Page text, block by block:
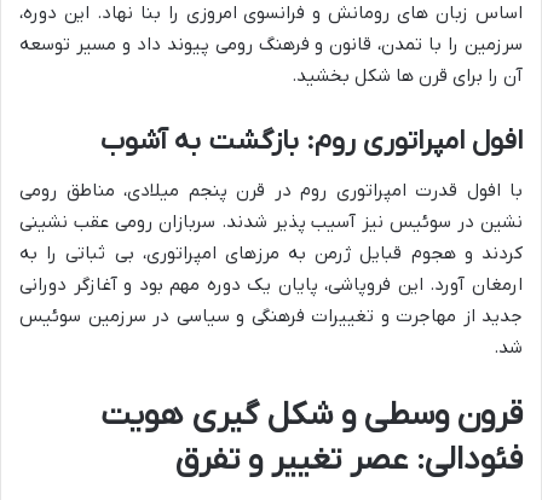
اساس زبان های رومانش و فرانسوی امروزی را بنا نهاد. این دوره،
سرزمین را با تمدن، قانون و فرهنگ رومی پیوند داد و مسیر توسعه
آن را برای قرن ها شکل بخشید.
افول امپراتوری روم: بازگشت به آشوب
با افول قدرت امپراتوری روم در قرن پنجم میلادی، مناطق رومی
نشین در سوئیس نیز آسیب پذیر شدند. سربازان رومی عقب نشینی
کردند و هجوم قبایل ژرمن به مرزهای امپراتوری، بی ثباتی را به
ارمغان آورد. این فروپاشی، پایان یک دوره مهم بود و آغازگر دورانی
جدید از مهاجرت و تغییرات فرهنگی و سیاسی در سرزمین سوئیس
شد.
قرون وسطی و شکل گیری هویت
فئودالی: عصر تغییر و تفرق